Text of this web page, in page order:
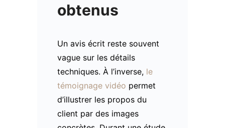
obtenus
Un avis écrit reste souvent
vague sur les détails
techniques. À l’inverse, le
témoignage vidéo permet
d’illustrer les propos du
client par des images